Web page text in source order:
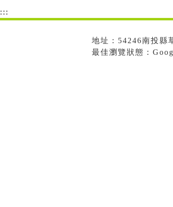
:::
地址：54246南投縣
最佳瀏覽狀態：